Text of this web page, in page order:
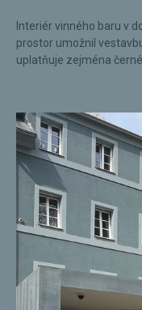
Interiér vinného baru v
prostor umožnil
uplatňuje zejména černé